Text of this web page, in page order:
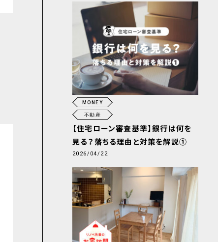
MONEY
不動産
【住宅ローン審査基準】銀行は何を
見る？落ちる理由と対策を解説①
2026/04/22